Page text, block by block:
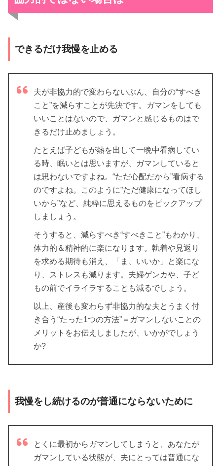
できるだけ我慢を止める
夫が非協力的で変わらないぶん、自分の“すべき
こと”を減らすことが先決です。ガマンをしても
いいことはないので、ガマンと感じるものはで
きるだけ止めましょう。
たとえば子どもが熱を出して一晩中看病してい
る時、眠いとは思いますが、ガマンしていると
は思わないですよね。“ただ心配だから”看病する
のですよね。このように”ただ健康になってほし
いから”など、純粋に思えるものをピックアップ
しましょう。
そうすると、減らすべき“すべきこと”もわかり、
体力的＆精神的に楽になります。執着や見返り
を求める期待も消え、「ま、いいか」と楽にな
り、ストレスも減ります。夫婦ゲンカや、子ど
もの前でイライラすることも減るでしょう。
以上、産後も変わらず非協力的な夫とうまく付
き合う“たった1つの方法”＝ガマンしないことの
メリットをお伝えしましたが、いかがでしょう
か?
我慢をし続けるのが普通にならないために
とくに最初からガマンしてしまうと、あなたが
ガマンしている状態が、夫にとっては普通にな